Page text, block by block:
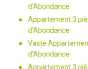
d'Abondance
Appartement 3
d'Abondance
Vaste
d'Abondance
Appartement 3